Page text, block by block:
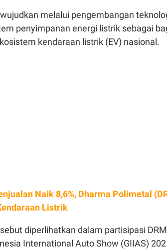
melalui pengembangan
penyimpanan energi listrik sebagai
kendaraan listrik (EV) nasional.
Naik 8,6%, Dharma Polimetal
Listrik
diperlihatkan dalam partisipasi
International Auto Show (GIIAS)